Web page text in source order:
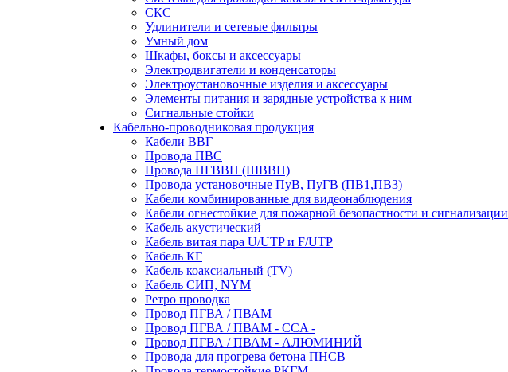
СКС
Удлинители и сетевые фильтры
Умный дом
Шкафы, боксы и аксессуары
Электродвигатели и конденсаторы
Электроустановочные изделия и аксессуары
Элементы питания и зарядные устройства к ним
Сигнальные стойки
Кабельно-проводниковая продукция
Кабели ВВГ
Провода ПВС
Провода ПГВВП (ШВВП)
Провода установочные ПуВ, ПуГВ (ПВ1,ПВ3)
Кабели комбинированные для видеонаблюдения
Кабели огнестойкие для пожарной безопастности и сигнализации
Кабель акустический
Кабель витая пара U/UTP и F/UTP
Кабель КГ
Кабель коаксиальный (TV)
Кабель СИП, NYM
Ретро проводка
Провод ПГВА / ПВАМ
Провод ПГВА / ПВАМ - CCA -
Провод ПГВА / ПВАМ - АЛЮМИНИЙ
Провода для прогрева бетона ПНСВ